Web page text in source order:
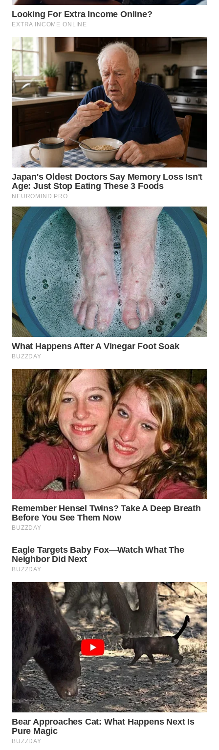
WN
DANAU
WN
NIAS
WN
LANGKAT
TAPANULI
SELATAN
WN
TANJUNG
LESUNG
KARO
WN
SIMALUNGUN
WN
LABUHANBATU
WN
TAPANULI
TENGAH
WN DELI
SERDANG
WN
TEBING
TINGGI
WN
PAKPAK
WN
KARAWANG
WN
WN
DEPOK
WN
TAPANULI
UTARA
WN
SAMOSIR
WN
PADANG
LAWAS